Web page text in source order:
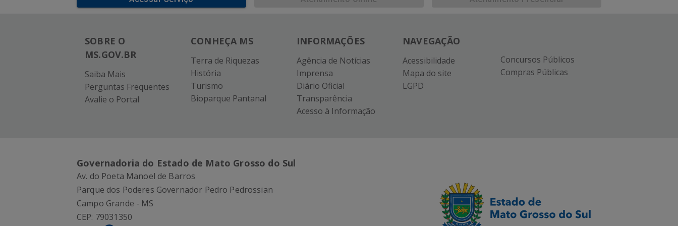
SOBRE O
MS.GOV.BR
Saiba Mais
Perguntas Frequentes
Avalie o Portal
CONHEÇA MS
Terra de Riquezas
História
Turismo
Bioparque Pantanal
INFORMAÇÕES
Agência de Notícias
Imprensa
Diário Oficial
Transparência
Acesso à Informação
NAVEGAÇÃO
Acessibilidade
Mapa do site
LGPD
Concursos Públicos
Compras Públicas
Governadoria do Estado de Mato Grosso do Sul
Av. do Poeta Manoel de Barros
Parque dos Poderes Governador Pedro Pedrossian
Campo Grande - MS
CEP: 79031350